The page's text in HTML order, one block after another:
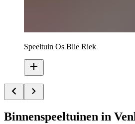
Speeltuin Os Blie Riek
Binnenspeeltuinen in